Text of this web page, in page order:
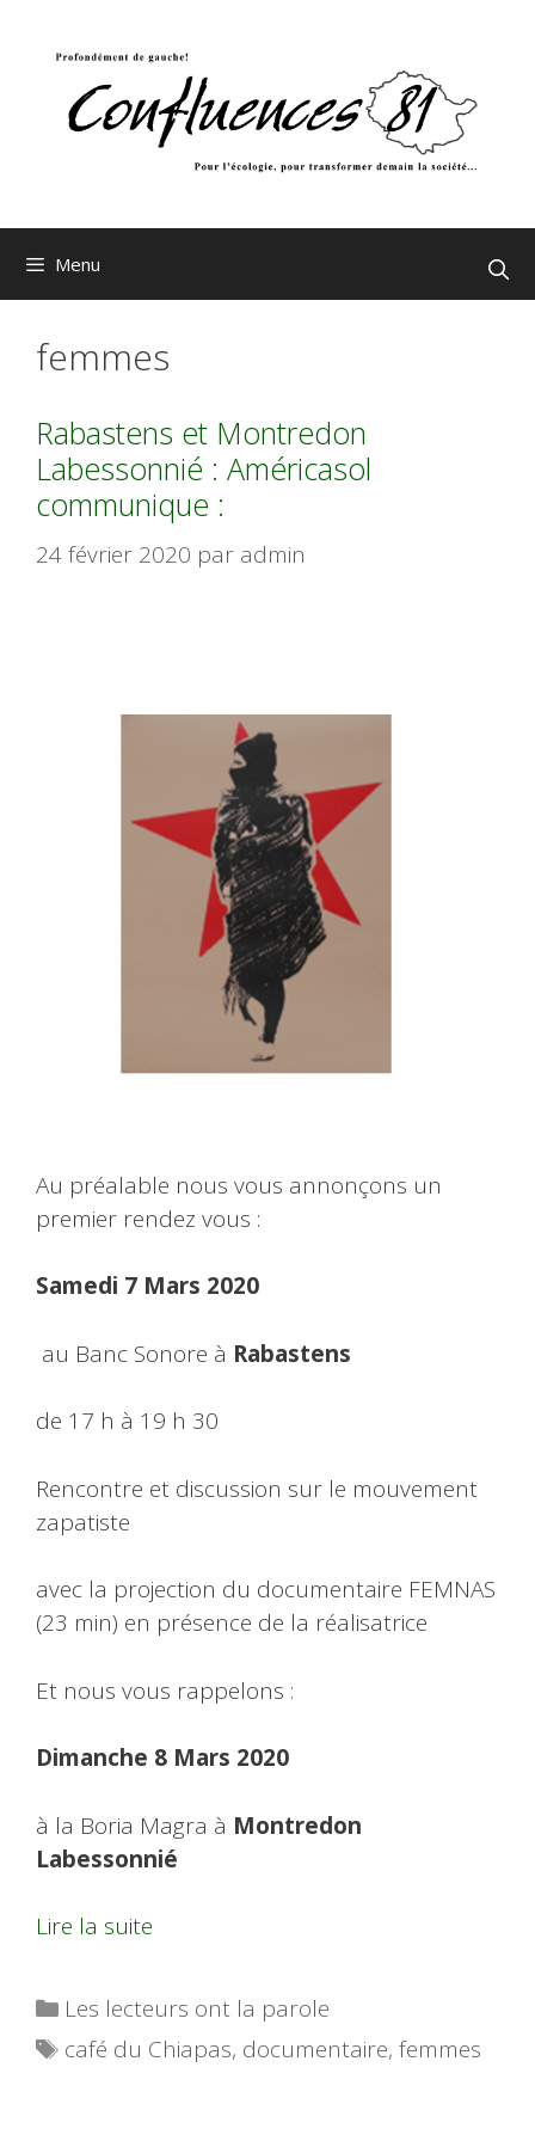
Menu
femmes
Rabastens et Montredon
Labessonnié : Américasol
communique :
24 février 2020 par admin
Au préalable nous vous annonçons un
premier rendez vous :
Samedi 7 Mars 2020
au Banc Sonore à Rabastens
de 17 h à 19 h 30
Rencontre et discussion sur le mouvement
zapatiste
avec la projection du documentaire FEMNAS
(23 min) en présence de la réalisatrice
Et nous vous rappelons :
Dimanche 8 Mars 2020
à la Boria Magra à Montredon
Labessonnié
Lire la suite
Catégories
Les lecteurs ont la parole
Étiquettes
café du Chiapas, documentaire,femmes